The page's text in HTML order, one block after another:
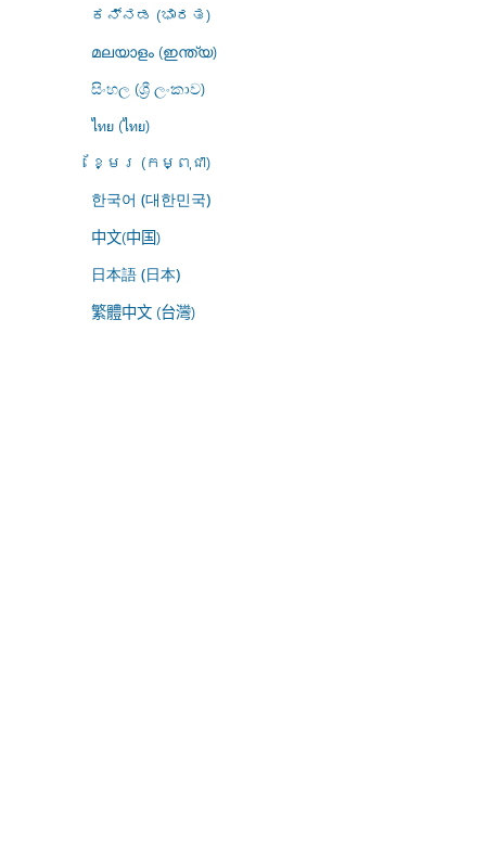
ಕನ್ನಡ (ಭಾರತ)
മലയാളം (ഇന്ത്യ)
සිංහල (ශ්‍රී ලංකාව)
ไทย (ไทย)
ខ្មែរ (កម្ពុជា)
한국어 (대한민국)
中文(中国)
日本語 (日本)
繁體中文 (台灣)